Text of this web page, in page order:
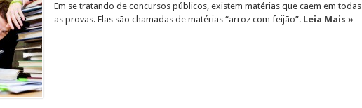
Em se tratando de concursos públicos, existem matérias que caem em todas
as provas. Elas são chamadas de matérias “arroz com feijão”. Leia Mais »